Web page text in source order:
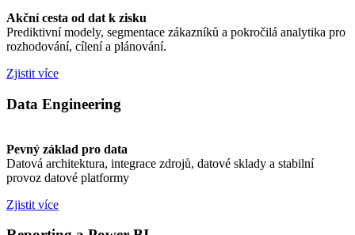
Akční cesta od dat k zisku
Prediktivní modely, segmentace zákazníků a pokročilá analytika pro
rozhodování, cílení a plánování.
Zjistit více
Data Engineering
Pevný základ pro data
Datová architektura, integrace zdrojů, datové sklady a stabilní
provoz datové platformy
Zjistit více